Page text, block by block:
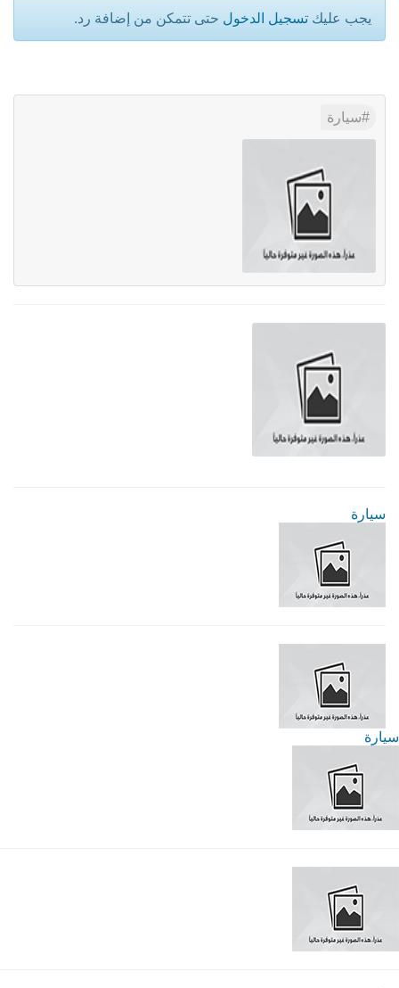
يجب عليك تسجيل الدخول حتى تتمكن من إضافة رد.
سيارة
سيارة
سيارة